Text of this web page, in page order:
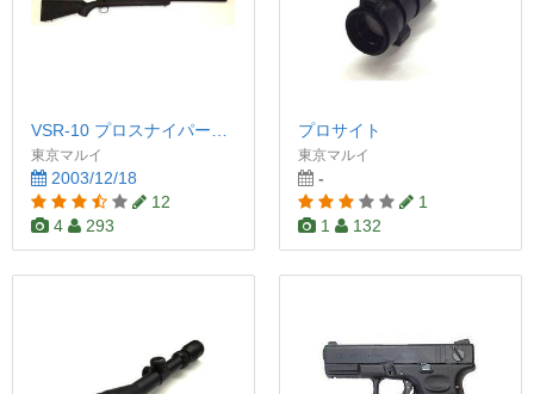
VSR-10 プロスナイパーバージョン
東京マルイ
2003/12/18
12
4
293
プロサイト
東京マルイ
-
1
1
132